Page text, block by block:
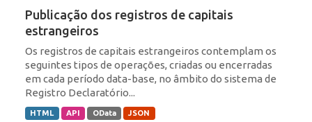
Publicação dos registros de capitais
estrangeiros
Os registros de capitais estrangeiros contemplam os
seguintes tipos de operações, criadas ou encerradas
em cada período data-base, no âmbito do sistema de
Registro Declaratório...
HTML API OData JSON